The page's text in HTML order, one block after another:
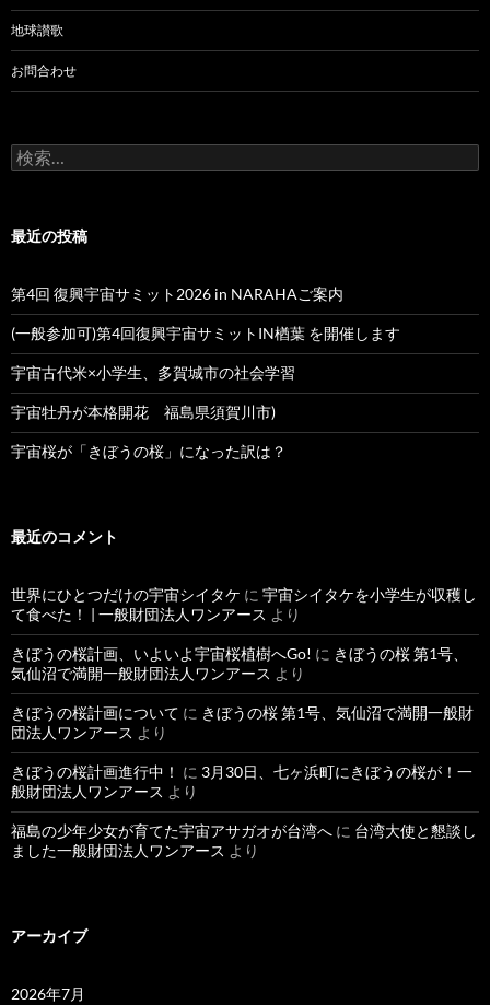
地球讃歌
お問合わせ
検
索:
最近の投稿
第4回 復興宇宙サミット2026 in NARAHAご案内
(一般参加可)第4回復興宇宙サミットIN楢葉 を開催します
宇宙古代米×小学生、多賀城市の社会学習
宇宙牡丹が本格開花 福島県須賀川市)
宇宙桜が「きぼうの桜」になった訳は？
最近のコメント
世界にひとつだけの宇宙シイタケ に 宇宙シイタケを小学生が収穫し
て食べた！ | 一般財団法人ワンアース より
きぼうの桜計画、いよいよ宇宙桜植樹へGo! に きぼうの桜 第1号、
気仙沼で満開一般財団法人ワンアース より
きぼうの桜計画について に きぼうの桜 第1号、気仙沼で満開一般財
団法人ワンアース より
きぼうの桜計画進行中！ に 3月30日、七ヶ浜町にきぼうの桜が！一
般財団法人ワンアース より
福島の少年少女が育てた宇宙アサガオが台湾へ に 台湾大使と懇談し
ました一般財団法人ワンアース より
アーカイブ
2026年7月